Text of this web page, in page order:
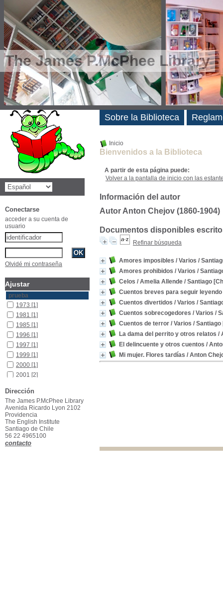
The James P.McPhee Library
Inicio
Bienvenidos a la Biblioteca
A partir de esta página puede:
Volver a la pantalla de inicio con las
Información del autor
Autor Anton Chejov (1860-1904)
Documentos disponibles
Refinar búsqueda
Amores imposibles / Varios /
Amores prohibidos / Varios /
Celos / Amelia Allende / Santiago
Cuentos breves para seguir leyendo
Cuentos divertidos / Varios /
Cuentos sobrecogedores / Varios /
Cuentos de terror / Varios /
La dama del perrito y otros relatos /
El delincuente y otros cuentos /
Mi mujer. Flores tardías / Anton
Sobre la Biblioteca
Novedades
Conectarse
acceder a su cuenta de
usuario
Olvidé mi contraseña
Ajustar
prueba
1973 [1]
1981 [1]
1985 [1]
1996 [1]
1997 [1]
1999 [1]
2000 [1]
2001 [2]
2009[1]
2016[1]
Dirección
The James P.McPhee Library
Avenida Ricardo Lyon 2102
Providencia
The English Institute
Santiago de Chile
56 22 4965100
contacto